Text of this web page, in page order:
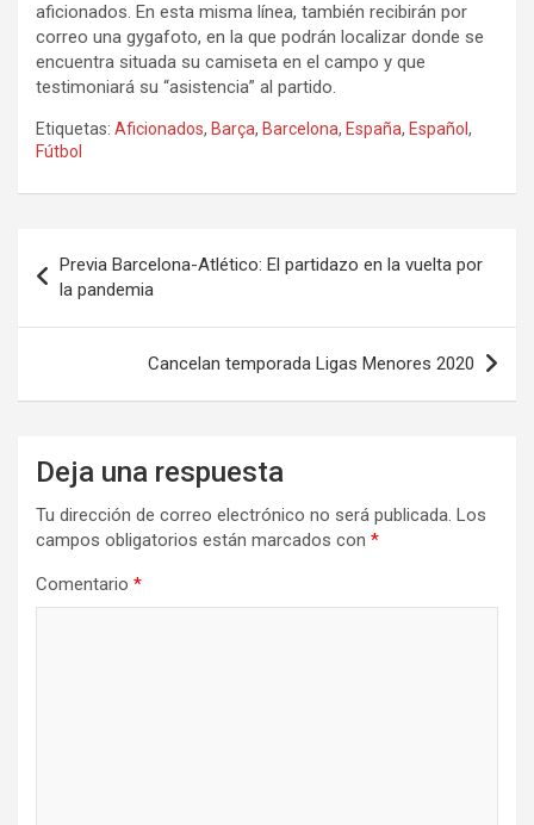
aficionados. En esta misma línea, también recibirán por
correo una gygafoto, en la que podrán localizar donde se
encuentra situada su camiseta en el campo y que
testimoniará su “asistencia” al partido.
Etiquetas: Aficionados, Barça, Barcelona, España, Español ,
Fútbol
de
entradas
Previa Barcelona-Atlético: El partidazo en la vuelta por
la pandemia
Cancelan temporada Ligas Menores 2020
Deja una respuesta
Tu dirección de correo electrónico no será publicada. Los
campos obligatorios están marcados con *
Comentario *